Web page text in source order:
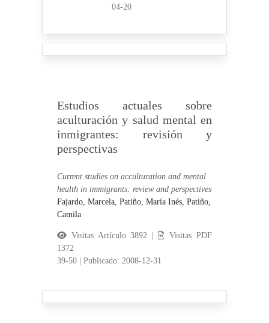
04-20
Estudios actuales sobre
aculturación y salud mental en
inmigrantes: revisión y
perspectivas
Current studies on acculturation and mental
health in immigrants: review and perspectives
Fajardo, Marcela,Patiño, María Inés,Patiño,
Camila
Visitas Artículo 3892 |
Visitas PDF
1372
39-50
|Publicado: 2008-12-31